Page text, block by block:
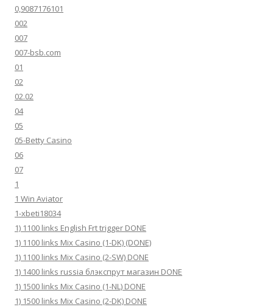
0,9087176101
002
007
007-bsb.com
01
02
02.02
04
05
05-Betty Casino
06
07
1
1 Win Aviator
1-xbeti18034
1) 1100 links English Frt trigger DONE
1) 1100 links Mix Casino (1-DK) (DONE)
1) 1100 links Mix Casino (2-SW) DONE
1) 1400 links russia блэкспрут магазин DONE
1) 1500 links Mix Casino (1-NL) DONE
1) 1500 links Mix Casino (2-DK) DONE